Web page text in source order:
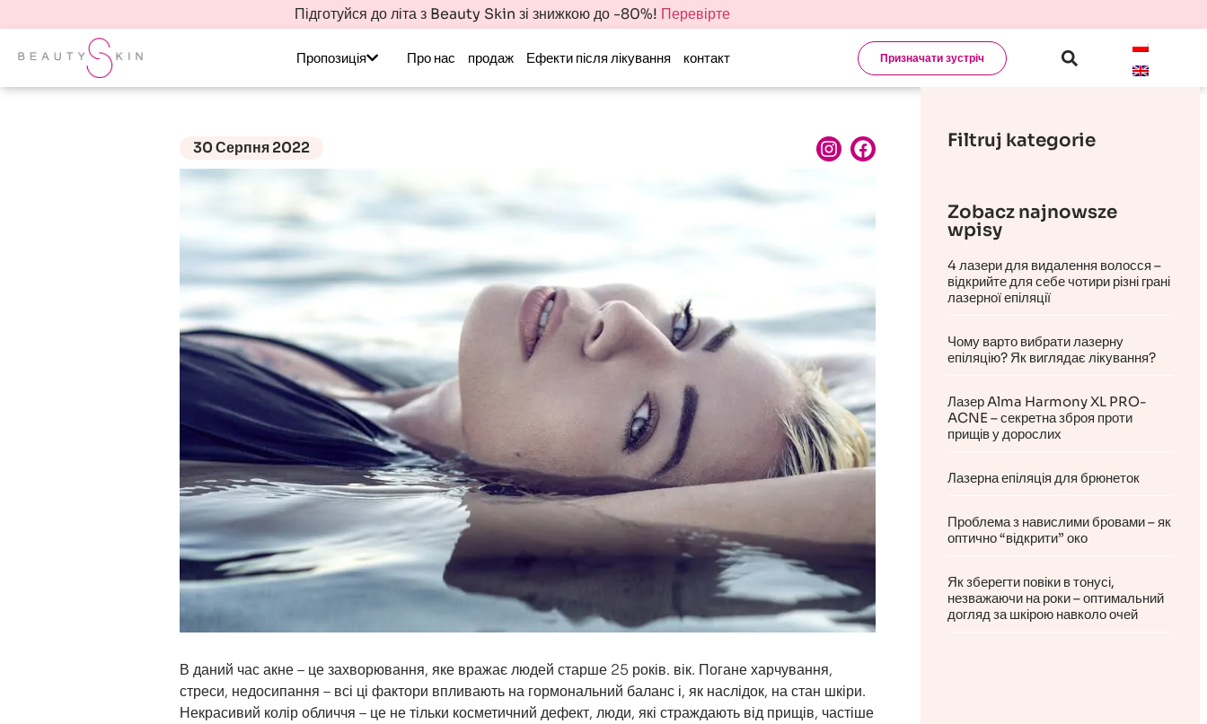
Підготуйся до літа з Beauty Skin зі знижкою до -80%! Перевірте
Пропозиція Про нас продаж Ефекти після лікування контакт Призначати зустріч
30 Серпня 2022
В даний час акне – це захворювання, яке вражає людей старше 25 років. вік. Погане харчування,
стреси, недосипання – всі ці фактори впливають на гормональний баланс і, як наслідок, на стан шкіри.
Некрасивий колір обличчя – це не тільки косметичний дефект, люди, які страждають від прищів, частіше
Filtruj kategorie
Zobacz najnowsze
wpisy
4 лазери для видалення волосся –
відкрийте для себе чотири різні грані
лазерної епіляції
Чому варто вибрати лазерну
епіляцію? Як виглядає лікування?
Лазер Alma Harmony XL PRO-
ACNE – секретна зброя проти
прищів у дорослих
Лазерна епіляція для брюнеток
Проблема з навислими бровами – як
оптично “відкрити” око
Як зберегти повіки в тонусі,
незважаючи на роки – оптимальний
догляд за шкірою навколо очей